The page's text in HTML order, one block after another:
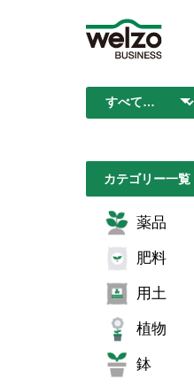
カテゴリー一覧
薬品
肥料
用土
植物
鉢